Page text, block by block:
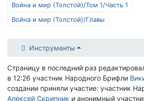
Война и мир (Толстой)/Том 1/Часть 1
Война и мир (Толстой)/Главы
Инструменты
Страницу в последний раз
в 12:26 участник Народного Брифли
создании приняли участие: участник
Алексей Скрипник и анонимный